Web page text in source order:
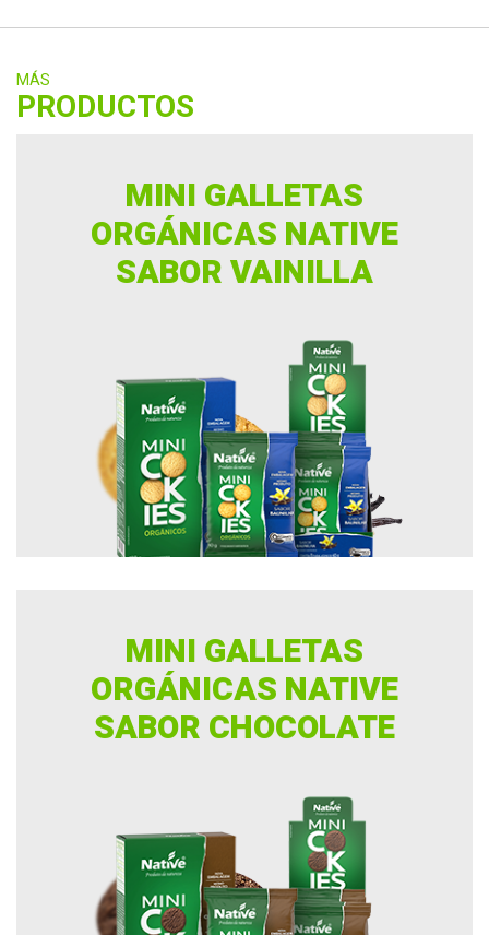
MÁS
PRODUCTOS
MINI GALLETAS
ORGÁNICAS NATIVE
SABOR VAINILLA
MINI GALLETAS
ORGÁNICAS NATIVE
SABOR CHOCOLATE